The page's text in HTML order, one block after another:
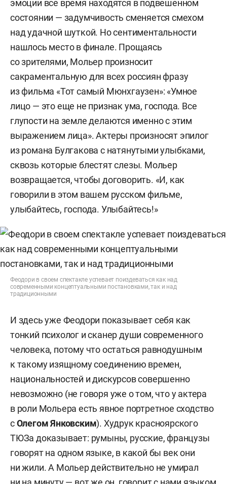
эмоции все время находятся в подвешенном
состоянии — задумчивость сменяется смехом
над удачной шуткой. Но сентиментальности
нашлось место в финале. Прощаясь
со зрителями, Мольер произносит
сакраментальную для всех россиян фразу
из фильма «Тот самый Мюнхгаузен»: «Умное
лицо — это еще не признак ума, господа. Все
глупости на земле делаются именно с этим
выражением лица». Актеры произносят эпилог
из романа Булгакова с натянутыми улыбками,
сквозь которые блестят слезы. Мольер
возвращается, чтобы договорить. «И, как
говорили в этом вашем русском фильме,
улыбайтесь, господа. Улыбайтесь!»
Феодори в своем спектакле успевает поиздеваться как над
современными концептуальными постановками, так и над
традиционными
И здесь уже Феодори показывает себя как
тонкий психолог и сканер души современного
человека, потому что остаться равнодушным
к такому изящному соединению времен,
национальностей и дискурсов совершенно
невозможно (не говоря уже о том, что у актера
в роли Мольера есть явное портретное сходство
сОлегом Янковским). Худрук красноярского
ТЮЗа доказывает: румыны, русские, французы
говорят на одном языке, в какой бы век они
ни жили. А Мольер действительно не умирал